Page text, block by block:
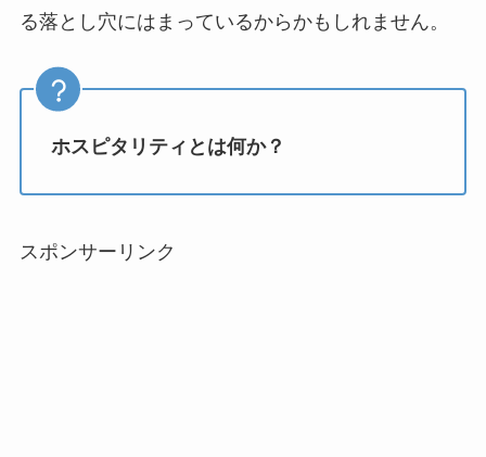
る落とし穴にはまっているからかもしれません。
ホスピタリティとは何か？
スポンサーリンク